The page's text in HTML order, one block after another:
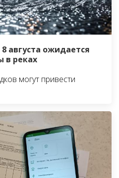
августа ожидается
в реках
могут привести